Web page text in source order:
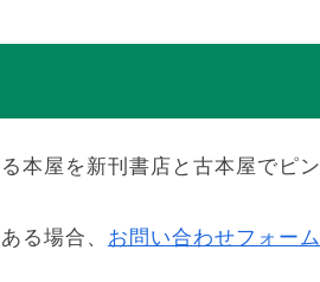
本屋を新刊書店と古本屋でピン
る場合、 お問い合わせフォーム